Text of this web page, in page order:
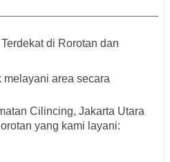
di Rorotan dan
melayani area secara
Cilincing, Jakarta Utara
yang kami layani: